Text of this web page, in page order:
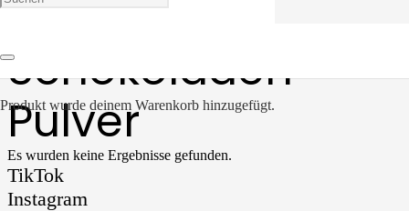
Produkt wurde deinem Warenkorb hinzugefügt.
Schokoladen
Pulver
Es wurden keine Ergebnisse gefunden.
TikTok
Instagram